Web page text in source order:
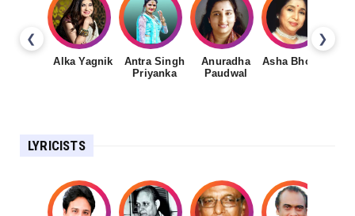
❮ ❯
Alka Yagnik
Antra Singh
Priyanka
Anuradha
Paudwal
Asha Bhosale
LYRICISTS